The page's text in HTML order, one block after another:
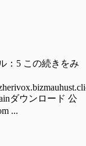
：5 この続きをみ
ダウンロード 公
...